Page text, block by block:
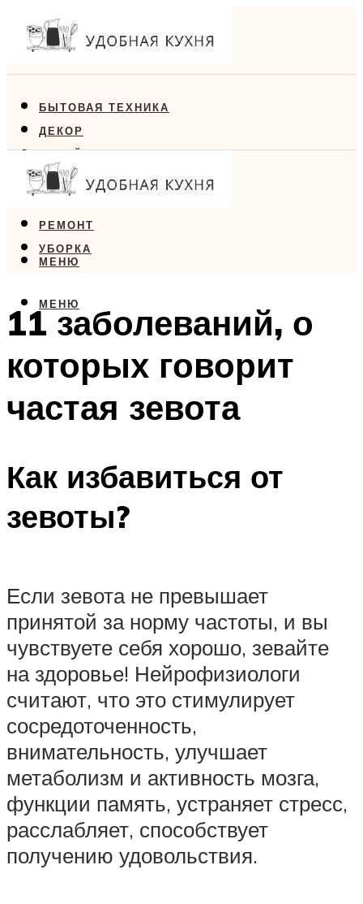
БЫТОВАЯ ТЕХНИКА
ДЕКОР
ДИЗАЙН
ЕДА
РЕМОНТ
УБОРКА
МЕНЮ
МЕНЮ
11 заболеваний, о
которых говорит
частая зевота
Как избавиться от
зевоты?
Если зевота не превышает
принятой за норму частоты, и вы
чувствуете себя хорошо, зевайте
на здоровье! Нейрофизиологи
считают, что это стимулирует
сосредоточенность,
внимательность, улучшает
метаболизм и активность мозга,
функции память, устраняет стресс,
расслабляет, способствует
получению удовольствия.